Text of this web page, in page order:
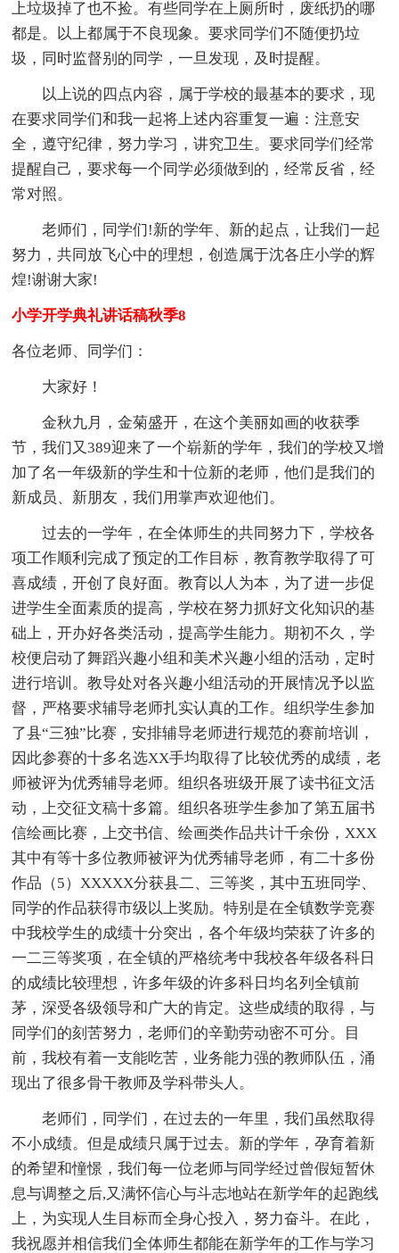
上垃圾掉了也不捡。有些同学在上厕所时，废纸扔的哪
都是。以上都属于不良现象。要求同学们不随便扔垃
圾，同时监督别的同学，一旦发现，及时提醒。
以上说的四点内容，属于学校的最基本的要求，现
在要求同学们和我一起将上述内容重复一遍：注意安
全，遵守纪律，努力学习，讲究卫生。要求同学们经常
提醒自己，要求每一个同学必须做到的，经常反省，经
常对照。
老师们，同学们!新的学年、新的起点，让我们一起
努力，共同放飞心中的理想，创造属于沈各庄小学的辉
煌!谢谢大家!
小学开学典礼讲话稿秋季8
各位老师、同学们：
大家好！
金秋九月，金菊盛开，在这个美丽如画的收获季
节，我们又389迎来了一个崭新的学年，我们的学校又增
加了名一年级新的学生和十位新的老师，他们是我们的
新成员、新朋友，我们用掌声欢迎他们。
过去的一学年，在全体师生的共同努力下，学校各
项工作顺利完成了预定的工作目标，教育教学取得了可
喜成绩，开创了良好面。教育以人为本，为了进一步促
进学生全面素质的提高，学校在努力抓好文化知识的基
础上，开办好各类活动，提高学生能力。期初不久，学
校便启动了舞蹈兴趣小组和美术兴趣小组的活动，定时
进行培训。教导处对各兴趣小组活动的开展情况予以监
督，严格要求辅导老师扎实认真的工作。组织学生参加
了县“三独”比赛，安排辅导老师进行规范的赛前培训，
因此参赛的十多名选XX手均取得了比较优秀的成绩，老
师被评为优秀辅导老师。组织各班级开展了读书征文活
动，上交征文稿十多篇。组织各班学生参加了第五届书
信绘画比赛，上交书信、绘画类作品共计千余份，XXX
其中有等十多位教师被评为优秀辅导老师，有二十多份
作品（5）XXXXX分获县二、三等奖，其中五班同学、
同学的作品获得市级以上奖励。特别是在全镇数学竞赛
中我校学生的成绩十分突出，各个年级均荣获了许多的
一二三等奖项，在全镇的严格统考中我校各年级各科日
的成绩比较理想，许多年级的许多科日均名列全镇前
茅，深受各级领导和广大的肯定。这些成绩的取得，与
同学们的刻苦努力，老师们的辛勤劳动密不可分。目
前，我校有着一支能吃苦，业务能力强的教师队伍，涌
现出了很多骨干教师及学科带头人。
老师们，同学们，在过去的一年里，我们虽然取得
不小成绩。但是成绩只属于过去。新的学年，孕育着新
的希望和憧憬，我们每一位老师与同学经过曾假短暂休
息与调整之后,又满怀信心与斗志地站在新学年的起跑线
上，为实现人生目标而全身心投入，努力奋斗。在此，
我祝愿并相信我们全体师生都能在新学年的工作与学习